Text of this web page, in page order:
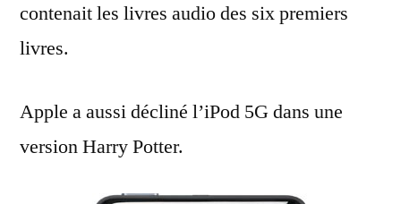
contenait les livres audio des six premiers
livres.
Apple a aussi décliné l’iPod 5G dans une
version Harry Potter.